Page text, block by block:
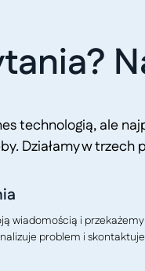
technologią, ale
Działamy w trzech
wiadomością i
problem i